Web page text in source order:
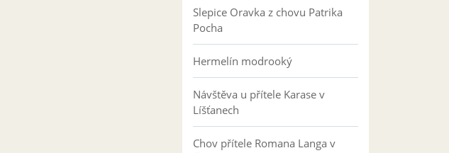
Slepice Oravka z chovu Patrika
Pocha
Hermelín modrooký
Návštěva u přítele Karase v
Líšťanech
Chov přítele Romana Langa v